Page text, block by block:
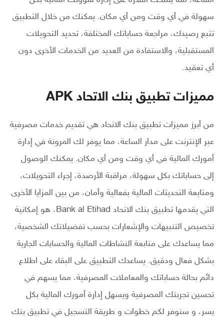
سهولة في أي وقت ومن أي مكان. يمكنك من خلال التطبيق
تتبع رصيدك، مراجعة حساباتك المختلفة، تحديد التحويلات
المستقبلية، والاستفادة من العديد من الخدمات الأخرى دون
أي تعقيد.
مميزات تطبيق بنك الاتحاد APK
من أبرز مميزات تطبيق بنك الاتحاد هي تقديم خدمات مصرفية
عبر الإنترنت على مدار الساعة، مما يوفر لك المرونة في إدارة
أمورك المالية في أي وقت ومن أي مكان. يمكنك الوصول
إلى حساباتك بكل سهولة، مراقبة الأرصدة، إجراء التحويلات،
ومتابعة التحديثات المالية بفعالية وأمان، من بين المزايا الأخرى
التي يقدمها تطبيق بنك الاتحاد Bank al Etihad، هو إمكانية
تخصيص التنبيهات والإشعارات بحسب تفضيلاتك الشخصية،
مما يساعدك على متابعة النشاطات المالية والحسابات الجارية
بشكل فعال ودقيق. يساعدك التطبيق على البقاء على اطلاع
دائم بحالة حساباتك والمعاملات المصرفية، مما يسهم في
تحسين تجربتك المصرفية ويسهل إدارة أمورك المالية بكل
يسر، و سنوفر لكم خطوات و طريقة التسجيل في تطبيق بنك